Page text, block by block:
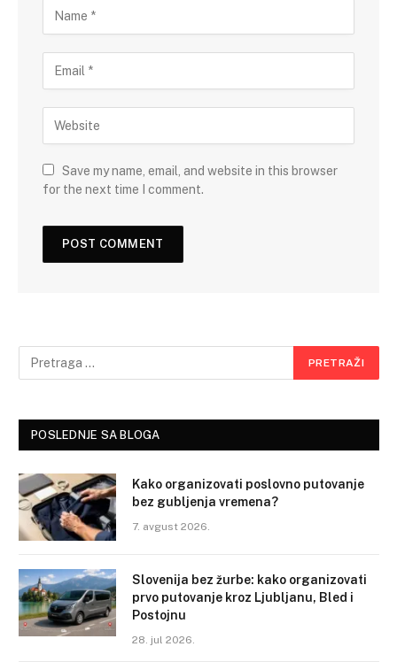
Save my name, email, and website in this browser
for the next time I comment.
POSLEDNJE SA BLOGA
Kako organizovati poslovno putovanje
bez gubljenja vremena?
7. avgust 2026.
Slovenija bez žurbe: kako organizovati
prvo putovanje kroz Ljubljanu, Bled i
Postojnu
28. jul 2026.